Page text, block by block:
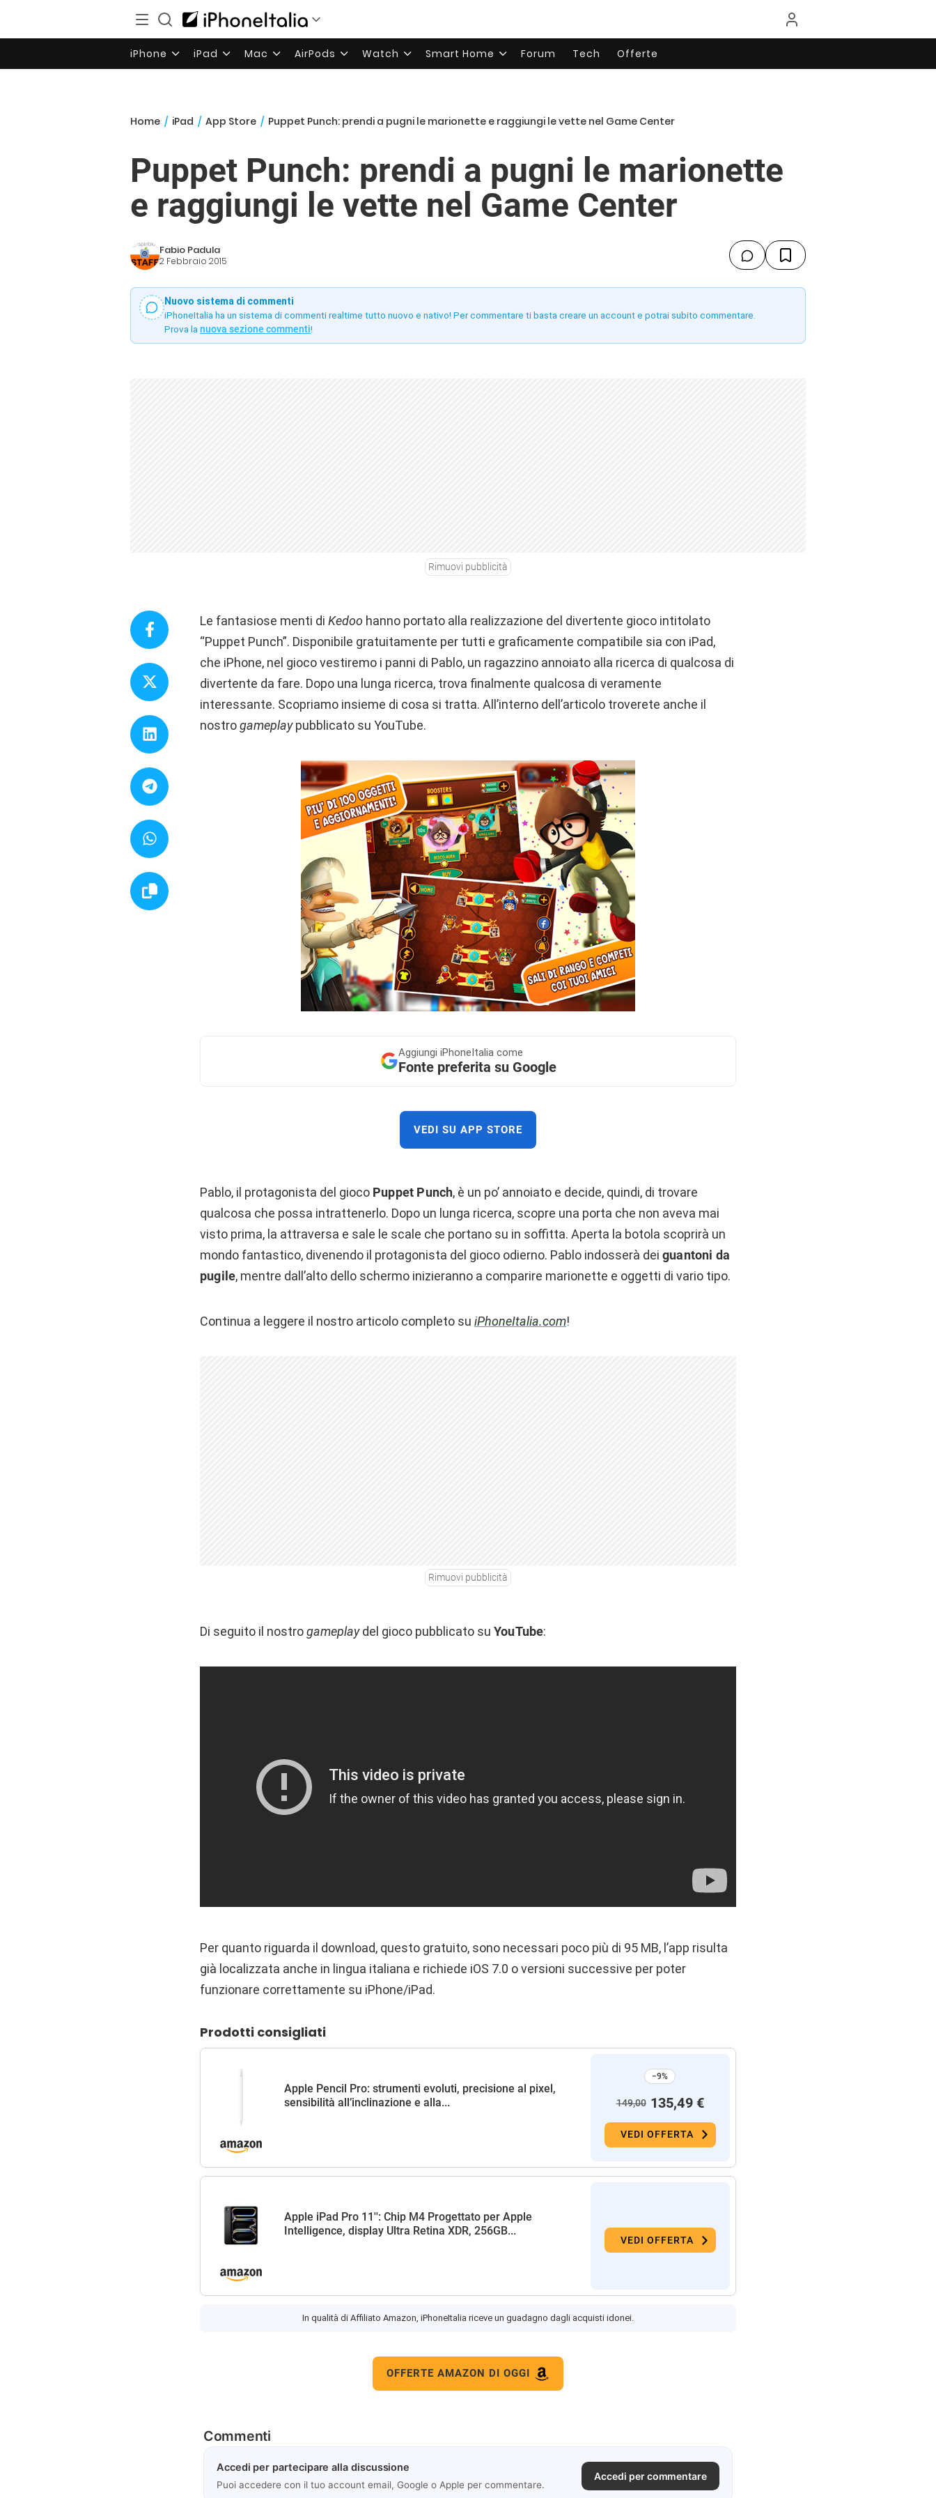
iPhone iPad Mac AirPods Watch Smart Home Forum Tech Offerte
Home / iPad / App Store / Puppet Punch: prendi a pugni le marionette e raggiungi le vette nel Game Center
Puppet Punch: prendi a pugni le marionette
e raggiungi le vette nel Game Center
Fabio Padula
2 Febbraio 2015
Nuovo sistema di commenti
iPhoneItalia ha un sistema di commenti realtime tutto nuovo e nativo! Per commentare ti basta creare un account e potrai subito commentare.
Prova la nuova sezione commenti!
Rimuovi pubblicità
Le fantasiose menti di Kedoo hanno portato alla realizzazione del divertente gioco intitolato
“Puppet Punch”. Disponibile gratuitamente per tutti e graficamente compatibile sia con iPad,
che iPhone, nel gioco vestiremo i panni di Pablo, un ragazzino annoiato alla ricerca di qualcosa di
divertente da fare. Dopo una lunga ricerca, trova finalmente qualcosa di veramente
interessante. Scopriamo insieme di cosa si tratta. All’interno dell’articolo troverete anche il
nostrogameplaypubblicato su YouTube.
Aggiungi iPhoneItalia come
Fonte preferita su Google
VEDI SU APP STORE
Pablo, il protagonista del gioco Puppet Punch, è un po’ annoiato e decide, quindi, di trovare
qualcosa che possa intrattenerlo. Dopo un lunga ricerca, scopre una porta che non aveva mai
visto prima, la attraversa e sale le scale che portano su in soffitta. Aperta la botola scoprirà un
mondo fantastico, divenendo il protagonista del gioco odierno. Pablo indosserà dei guantoni da
pugile, mentre dall’alto dello schermo inizieranno a comparire marionette e oggetti di vario tipo.
Continua a leggere il nostro articolo completo su iPhoneItalia.com!
Rimuovi pubblicità
Di seguito il nostrogameplaydel gioco pubblicato su YouTube:
Per quanto riguarda il download, questo gratuito, sono necessari poco più di 95 MB, l’app risulta
già localizzata anche in lingua italiana e richiede iOS 7.0 o versioni successive per poter
funzionare correttamente su iPhone/iPad.
Prodotti consigliati
Apple Pencil Pro: strumenti evoluti, precisione al pixel,
sensibilità all’inclinazione e alla...
−9%
149,00 135,49 €
VEDI OFFERTA
Apple iPad Pro 11'': Chip M4 Progettato per Apple
Intelligence, display Ultra Retina XDR, 256GB...
VEDI OFFERTA
In qualità di Affiliato Amazon, iPhoneItalia riceve un guadagno dagli acquisti idonei.
OFFERTE AMAZON DI OGGI
Commenti
Accedi per partecipare alla discussione
Puoi accedere con il tuo account email, Google o Apple per commentare.
Accedi per commentare